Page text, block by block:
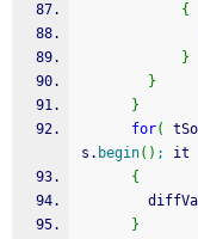
{
}
}
}
for(
s. begin( ) ; it
{
}